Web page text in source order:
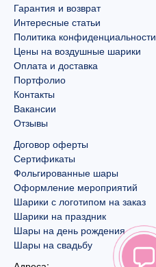
Гарантия и возврат
Интересные статьи
Политика конфиденциальности
Цены на воздушные шарики
Оплата и доставка
Портфолио
Контакты
Вакансии
Отзывы
Договор оферты
Сертификаты
Фольгированные шары
Оформление мероприятий
Шарики с логотипом на заказ
Шарики на праздник
Шары на день рождения
Шары на свадьбу